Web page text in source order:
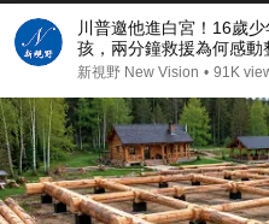
川普邀他進白宮！16歲
孩，兩分鐘救援為何感動
美國精神 | 新視野 第
新視野 New Vision • 91K